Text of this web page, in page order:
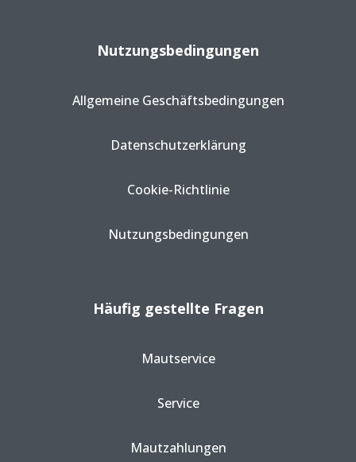
Nutzungsbedingungen
Allgemeine Geschäftsbedingungen
Datenschutzerklärung
Cookie-Richtlinie
Nutzungsbedingungen
Häufig gestellte Fragen
Mautservice
Service
Mautzahlungen